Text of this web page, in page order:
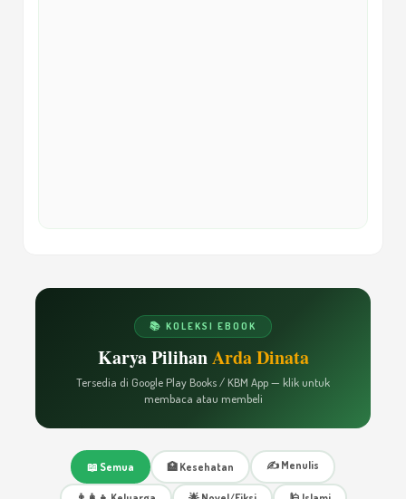
Masalah Itu Mencerahkan Jiwa
Masalah Hadapi dengan Sabar dan Ikhlas
18 Meraih Sukses
📚 KOLEKSI EBOOK
Karya PilihanArda Dinata
Tersedia di Google Play Books / KBM App — klik untuk
membaca atau membeli
📖 Semua 🏥 Kesehatan ✍️ Menulis